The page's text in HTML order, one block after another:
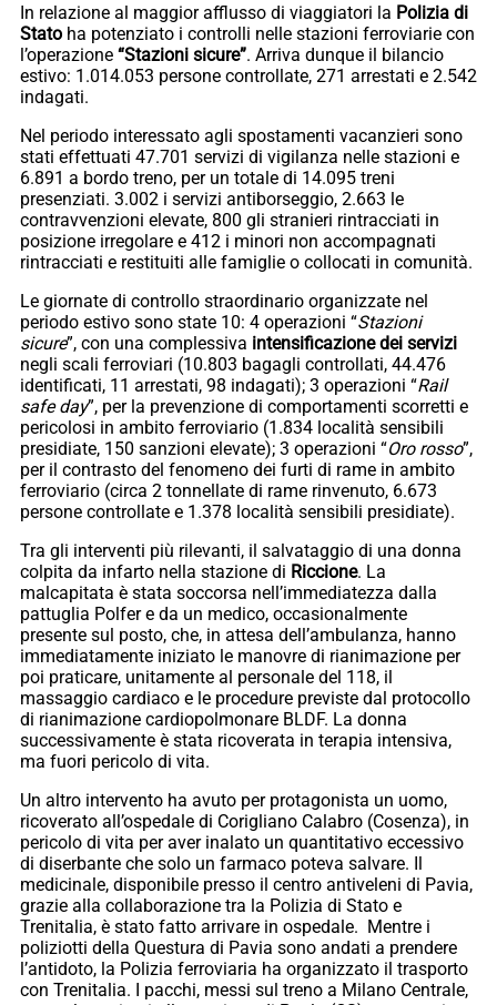
In relazione al maggior afflusso di viaggiatori la Polizia di
Stato ha potenziato i controlli nelle stazioni ferroviarie con
l’operazione “Stazioni sicure”. Arriva dunque il bilancio
estivo: 1.014.053 persone controllate, 271 arrestati e 2.542
indagati.
Nel periodo interessato agli spostamenti vacanzieri sono
stati effettuati 47.701 servizi di vigilanza nelle stazioni e
6.891 a bordo treno, per un totale di 14.095 treni
presenziati. 3.002 i servizi antiborseggio, 2.663 le
contravvenzioni elevate, 800 gli stranieri rintracciati in
posizione irregolare e 412 i minori non accompagnati
rintracciati e restituiti alle famiglie o collocati in comunità.
Le giornate di controllo straordinario organizzate nel
periodo estivo sono state 10: 4 operazioni “Stazioni
sicure”, con una complessiva intensificazione dei servizi
negli scali ferroviari (10.803 bagagli controllati, 44.476
identificati, 11 arrestati, 98 indagati); 3 operazioni “Rail
safe day”, per la prevenzione di comportamenti scorretti e
pericolosi in ambito ferroviario (1.834 località sensibili
presidiate, 150 sanzioni elevate); 3 operazioni “Oro rosso”,
per il contrasto del fenomeno dei furti di rame in ambito
ferroviario (circa 2 tonnellate di rame rinvenuto, 6.673
persone controllate e 1.378 località sensibili presidiate).
Tra gli interventi più rilevanti, il salvataggio di una donna
colpita da infarto nella stazione di Riccione. La
malcapitata è stata soccorsa nell’immediatezza dalla
pattuglia Polfer e da un medico, occasionalmente
presente sul posto, che, in attesa dell’ambulanza, hanno
immediatamente iniziato le manovre di rianimazione per
poi praticare, unitamente al personale del 118, il
massaggio cardiaco e le procedure previste dal protocollo
di rianimazione cardiopolmonare BLDF. La donna
successivamente è stata ricoverata in terapia intensiva,
ma fuori pericolo di vita.
Un altro intervento ha avuto per protagonista un uomo,
ricoverato all’ospedale di Corigliano Calabro (Cosenza), in
pericolo di vita per aver inalato un quantitativo eccessivo
di diserbante che solo un farmaco poteva salvare. Il
medicinale, disponibile presso il centro antiveleni di Pavia,
grazie alla collaborazione tra la Polizia di Stato e
Trenitalia, è stato fatto arrivare in ospedale. Mentre i
poliziotti della Questura di Pavia sono andati a prendere
l’antidoto, la Polizia ferroviaria ha organizzato il trasporto
con Trenitalia. I pacchi, messi sul treno a Milano Centrale,